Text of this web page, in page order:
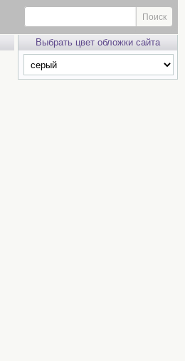
Выбрать цвет обложки сайта